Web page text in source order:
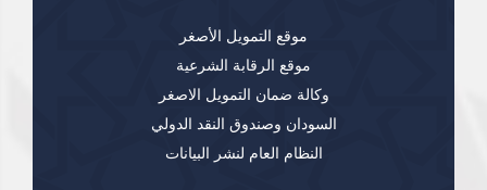
موقع التمويل الأصغر
موقع الرقابة الشرعية
وكالة ضمان التمويل الاصغر
السودان وصندوق النقد الدولي
النظام العام لنشر البيانات